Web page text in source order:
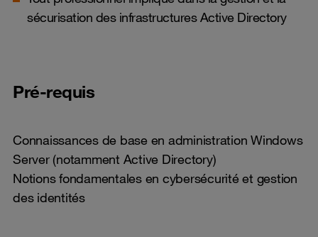
sécurisation des infrastructures Active Directory
Pré-requis
Connaissances de base en administration Windows
Server (notamment Active Directory)
Notions fondamentales en cybersécurité et gestion
des identités